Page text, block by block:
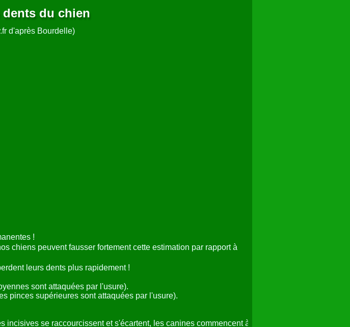
dents du chien
d'après Bourdelle)
!
chiens peuvent fausser fortement cette estimation par rapport à
leurs dents plus rapidement !
sont attaquées par l'usure).
pinces supérieures sont attaquées par l'usure).
incisives se raccourcissent et s'écartent, les canines commencent à